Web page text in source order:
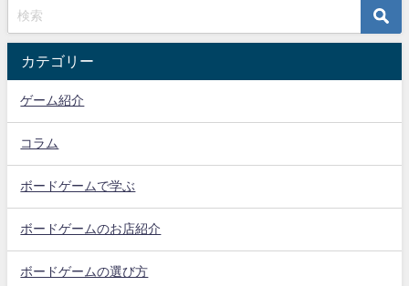
カテゴリー
ゲーム紹介
コラム
ボードゲームで学ぶ
ボードゲームのお店紹介
ボードゲームの選び方